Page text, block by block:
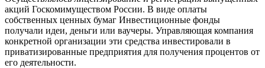
акций Госкомимуществом России. В виде оплаты
собственных ценных бумаг Инвестиционные фонды
получали идеи, деньги или ваучеры. Управляющая компания
конкретной организации эти средства инвестировали в
приватизированные предприятия для получения процентов от
его деятельности.